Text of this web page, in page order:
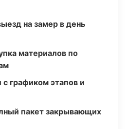
на замер в день
материалов по
графиком этапов и
пакет закрывающих